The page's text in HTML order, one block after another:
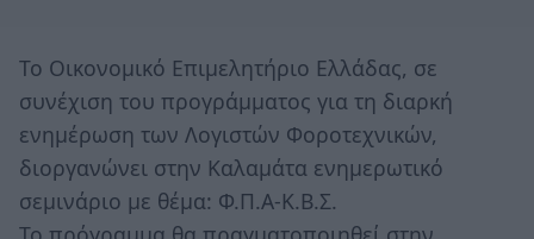
Το Οικονομικό Επιμελητήριο Ελλάδας, σε
συνέχιση του προγράμματος για τη διαρκή
ενημέρωση των Λογιστών Φοροτεχνικών,
διοργανώνει στην Καλαμάτα ενημερωτικό
σεμινάριο με θέμα: Φ.Π.Α-Κ.Β.Σ.